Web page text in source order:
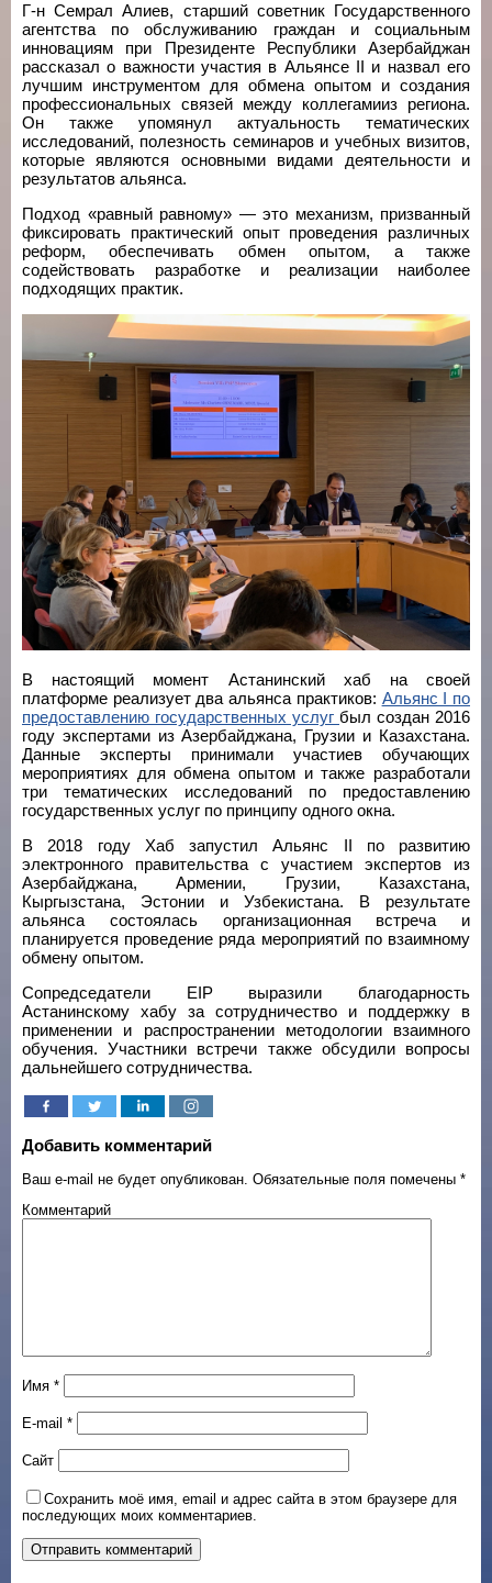
Г-н Семрал Алиев, старший советник Государственного
агентства по обслуживанию граждан и социальным
инновациям при Президенте Республики Азербайджан
рассказал о важности участия в Альянсе II и назвал его
лучшим инструментом для обмена опытом и создания
профессиональных связей между коллегамииз региона.
Он также упомянул актуальность тематических
исследований, полезность семинаров и учебных визитов,
которые являются основными видами деятельности и
результатов альянса.
Подход «равный равному» — это механизм, призванный
фиксировать практический опыт проведения различных
реформ, обеспечивать обмен опытом, а также
содействовать разработке и реализации наиболее
подходящих практик.
В настоящий момент Астанинский хаб на своей
платформе реализует два альянса практиков: Альянс I по
предоставлению государственных услуг был создан 2016
году экспертами из Азербайджана, Грузии и Казахстана.
Данные эксперты принимали участиев обучающих
мероприятиях для обмена опытом и также разработали
три тематических исследований по предоставлению
государственных услуг по принципу одного окна.
В 2018 году Хаб запустил Альянс II по развитию
электронного правительства с участием экспертов из
Азербайджана, Армении, Грузии, Казахстана,
Кыргызстана, Эстонии и Узбекистана. В результате
альянса состоялась организационная встреча и
планируется проведение ряда мероприятий по взаимному
обмену опытом.
Сопредседатели EIP выразили благодарность
Астанинскому хабу за сотрудничество и поддержку в
применении и распространении методологии взаимного
обучения. Участники встречи также обсудили вопросы
дальнейшего сотрудничества.
Добавить комментарий
Ваш e-mail не будет опубликован. Обязательные поля помечены *
Комментарий
Имя *
E-mail *
Сайт
Сохранить моё имя, email и адрес сайта в этом браузере для
последующих моих комментариев.